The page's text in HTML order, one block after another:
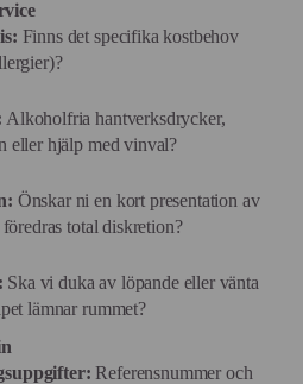
Finns det specifika kostbehov
Alkoholfria hantverksdrycker,
eller hjälp med vinval?
Önskar ni en kort presentation av
total diskretion?
Ska vi duka av löpande eller vänta
lämnar rummet?
Referensnummer och